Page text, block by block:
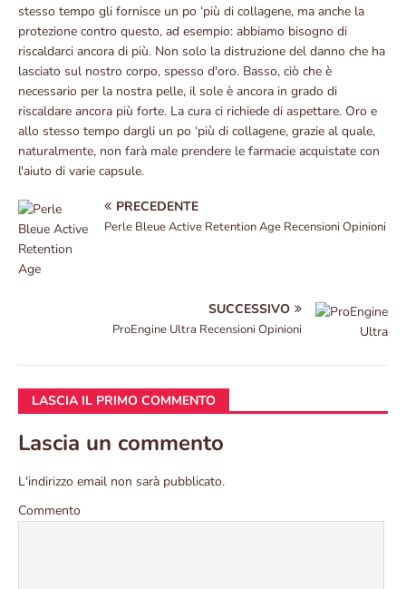
stesso tempo gli fornisce un po ‘più di collagene, ma anche la
protezione contro questo, ad esempio: abbiamo bisogno di
riscaldarci ancora di più. Non solo la distruzione del danno che ha
lasciato sul nostro corpo, spesso d'oro. Basso, ciò che è
necessario per la nostra pelle, il sole è ancora in grado di
riscaldare ancora più forte. La cura ci richiede di aspettare. Oro e
allo stesso tempo dargli un po ‘più di collagene, grazie al quale,
naturalmente, non farà male prendere le farmacie acquistate con
l'aiuto di varie capsule.
PRECEDENTE
Perle Bleue Active Retention Age Recensioni Opinioni
SUCCESSIVO
ProEngine Ultra Recensioni Opinioni
LASCIA IL PRIMO COMMENTO
Lascia un commento
L'indirizzo email non sarà pubblicato.
Commento